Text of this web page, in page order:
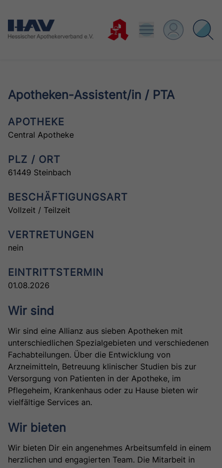
Apotheken-Assistent/in / PTA
APOTHEKE
Central Apotheke
PLZ / ORT
61449 Steinbach
BESCHÄFTIGUNGSART
Vollzeit / Teilzeit
VERTRETUNGEN
nein
EINTRITTSTERMIN
01.08.2026
Wir sind
Wir sind eine Allianz aus sieben Apotheken mit
unterschiedlichen Spezialgebieten und verschiedenen
Fachabteilungen. Über die Entwicklung von
Arzneimitteln, Betreuung klinischer Studien bis zur
Versorgung von Patienten in der Apotheke, im
Pflegeheim, Krankenhaus oder zu Hause bieten wir
vielfältige Services an.
Wir bieten
Wir bieten Dir ein angenehmes Arbeitsumfeld in einem
herzlichen und engagierten Team. Die Mitarbeit in